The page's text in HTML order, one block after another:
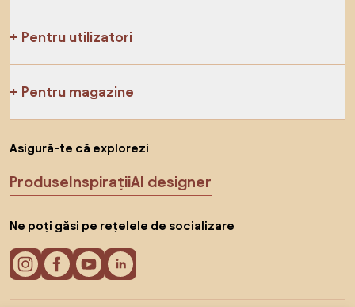
Pentru utilizatori
Pentru magazine
Asigură-te că explorezi
ProduseInspirațiiAI designer
Ne poți găsi pe rețelele de socializare